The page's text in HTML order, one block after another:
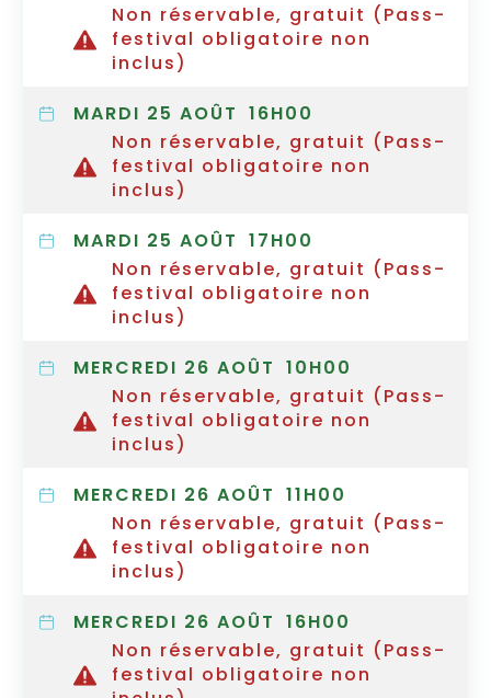
Non réservable, gratuit (Pass-
festival obligatoire non
inclus)
MARDI 25 AOÛT 16H00
Non réservable, gratuit (Pass-
festival obligatoire non
inclus)
MARDI 25 AOÛT 17H00
Non réservable, gratuit (Pass-
festival obligatoire non
inclus)
MERCREDI 26 AOÛT 10H00
Non réservable, gratuit (Pass-
festival obligatoire non
inclus)
MERCREDI 26 AOÛT 11H00
Non réservable, gratuit (Pass-
festival obligatoire non
inclus)
MERCREDI 26 AOÛT 16H00
Non réservable, gratuit (Pass-
festival obligatoire non